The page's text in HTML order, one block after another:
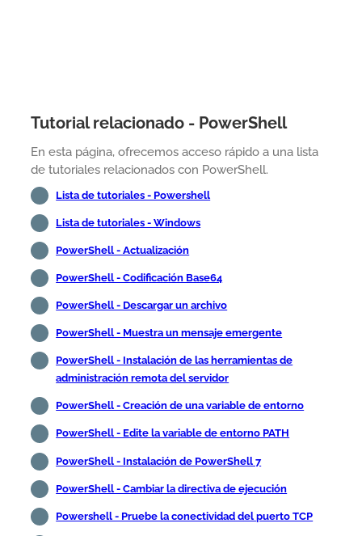
Tutorial relacionado - PowerShell
En esta página, ofrecemos acceso rápido a una lista
de tutoriales relacionados con PowerShell.
Lista de tutoriales - Powershell
Lista de tutoriales - Windows
PowerShell - Actualización
PowerShell - Codificación Base64
PowerShell - Descargar un archivo
PowerShell - Muestra un mensaje emergente
PowerShell - Instalación de las herramientas de
administración remota del servidor
PowerShell - Creación de una variable de entorno
PowerShell - Edite la variable de entorno PATH
PowerShell - Instalación de PowerShell 7
PowerShell - Cambiar la directiva de ejecución
Powershell - Pruebe la conectividad del puerto TCP